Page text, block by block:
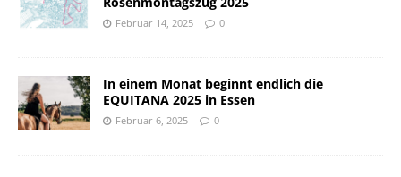
Februar 14, 2025 0
In einem Monat beginnt endlich die
EQUITANA 2025 in Essen
Februar 6, 2025 0